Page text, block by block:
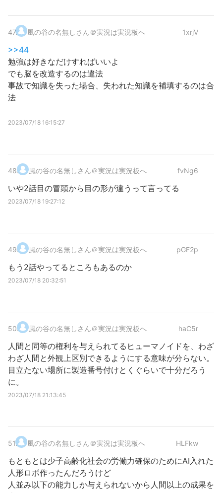
47. 風の谷の名無しさん＠実況は実況板へ 1xrjV
>>44
勉強は好きなだけすればいいよ
でも脳を改造するのは違法
事故で知識を失った場合、失われた知識を補填するのは合
法
2023/07/18 16:15:27
48. 風の谷の名無しさん＠実況は実況板へ fvNg6
いや2話目の冒頭から目の形が違うって言ってる
2023/07/18 19:27:12
49. 風の谷の名無しさん＠実況は実況板へ pGF2p
もう2話やってるところもあるのか
2023/07/18 20:32:51
50. 風の谷の名無しさん＠実況は実況板へ haC5r
人間と同等の権利を与えられてるヒューマノイドを、わざ
わざ人間と外観上区別できるようにする意味が分らない。
目立たない場所に製造番号付けとくぐらいで十分だろう
に。
2023/07/18 21:13:45
51. 風の谷の名無しさん＠実況は実況板へ HLFkw
もともとは少子高齢化社会の労働力確保のためにAI入れた
人形ロボ作ったんだろうけど
人並み以下の能力しか与えられないから人間以上の成果を